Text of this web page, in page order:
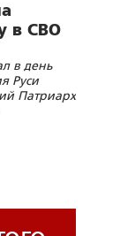
в СВО
в день
Руси
Патриарх